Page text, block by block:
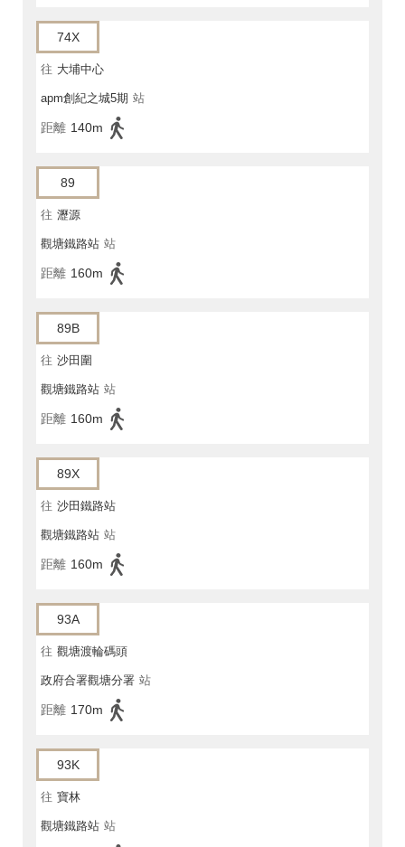
74X
往 大埔中心
apm創紀之城5期 站
距離 140m
89
往 瀝源
觀塘鐵路站 站
距離 160m
89B
往 沙田圍
觀塘鐵路站 站
距離 160m
89X
往 沙田鐵路站
觀塘鐵路站 站
距離 160m
93A
往 觀塘渡輪碼頭
政府合署觀塘分署 站
距離 170m
93K
往 寶林
觀塘鐵路站 站